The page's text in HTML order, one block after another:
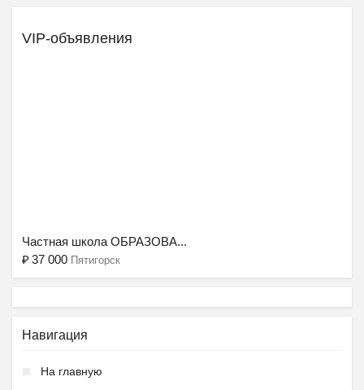
VIP-объявления
Частная школа ОБРАЗОВА...
₽ 37 000 Пятигорск
Навигация
На главную